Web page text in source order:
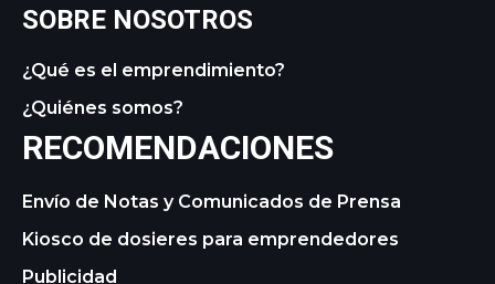
SOBRE NOSOTROS
¿Qué es el emprendimiento?
¿Quiénes somos?
RECOMENDACIONES
Envío de Notas y Comunicados de Prensa
Kiosco de dosieres para emprendedores
Publicidad